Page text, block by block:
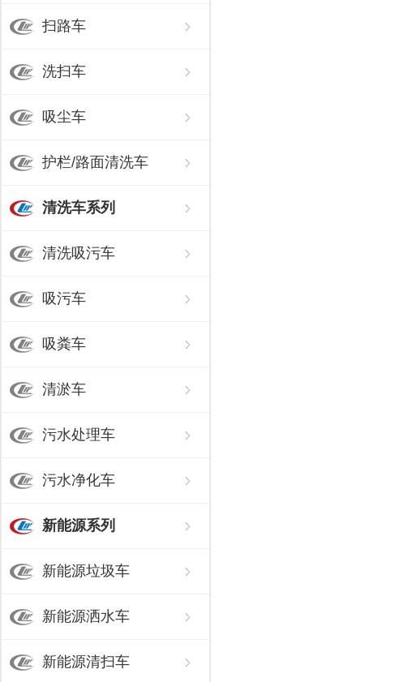
扫路车
洗扫车
吸尘车
护栏/路面清洗车
清洗车系列
清洗吸污车
吸污车
吸粪车
清淤车
污水处理车
污水净化车
新能源系列
新能源垃圾车
新能源洒水车
新能源清扫车